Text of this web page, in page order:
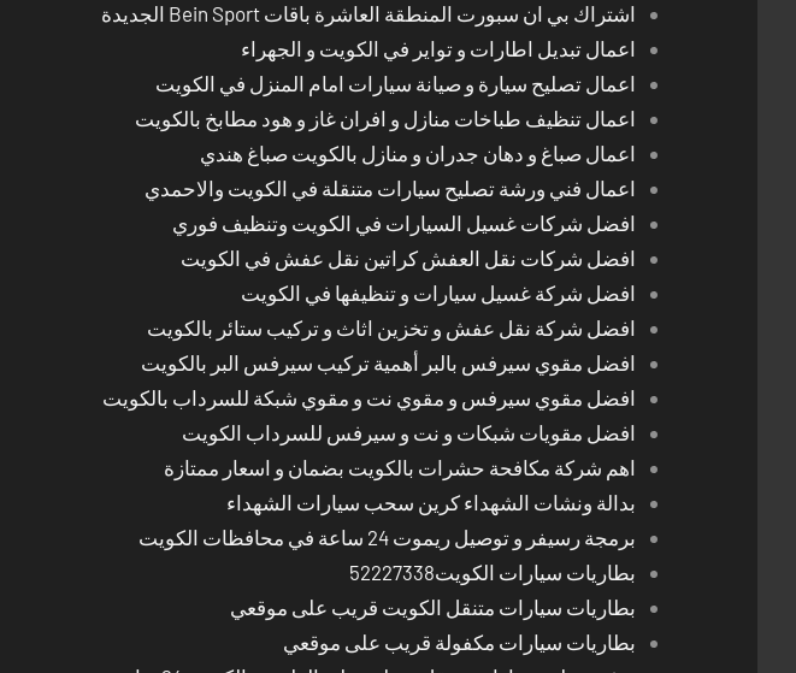
اشتراك بي ان سبورت المنطقة العاشرة باقات Bein Sport الجديدة
اعمال تبديل اطارات و تواير في الكويت و الجهراء
اعمال تصليح سيارة و صيانة سيارات امام المنزل في الكويت
اعمال تنظيف طباخات منازل و افران غاز و هود مطابخ بالكويت
اعمال صباغ و دهان جدران و منازل بالكويت صباغ هندي
اعمال فني ورشة تصليح سيارات متنقلة في الكويت والاحمدي
افضل شركات غسيل السيارات في الكويت وتنظيف فوري
افضل شركات نقل العفش كراتين نقل عفش في الكويت
افضل شركة غسيل سيارات و تنظيفها في الكويت
افضل شركة نقل عفش و تخزين اثاث و تركيب ستائر بالكويت
افضل مقوي سيرفس بالبر أهمية تركيب سيرفس البر بالكويت
افضل مقوي سيرفس و مقوي نت و مقوي شبكة للسرداب بالكويت
افضل مقويات شبكات و نت و سيرفس للسرداب الكويت
اهم شركة مكافحة حشرات بالكويت بضمان و اسعار ممتازة
بدالة ونشات الشهداء كرين سحب سيارات الشهداء
برمجة رسيفر و توصيل ريموت 24 ساعة في محافظات الكويت
بطاريات سيارات الكويت52227338
بطاريات سيارات متنقل الكويت قريب على موقعي
بطاريات سيارات مكفولة قريب على موقعي